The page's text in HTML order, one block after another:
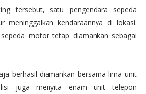
tersebut, satu pengendara sepeda
meninggalkan kendaraannya di lokasi.
motor tetap diamankan sebagai
berhasil diamankan bersama lima unit
juga menyita enam unit telepon